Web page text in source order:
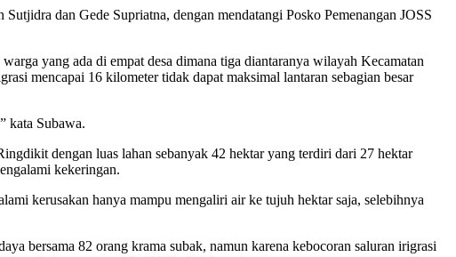
dan Gede Supriatna, dengan mendatangi Posko Pemenangan JOSS
yang ada di empat desa dimana tiga diantaranya wilayah Kecamatan
mencapai 16 kilometer tidak dapat maksimal lantaran sebagian besar
kata Subawa.
dengan luas lahan sebanyak 42 hektar yang terdiri dari 27 hektar
kekeringan.
kerusakan hanya mampu mengaliri air ke tujuh hektar saja, selebihnya
bersama 82 orang krama subak, namun karena kebocoran saluran irigrasi